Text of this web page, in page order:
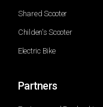
Shared Scooter
Childen's Scooter
Electric Bike
Partners